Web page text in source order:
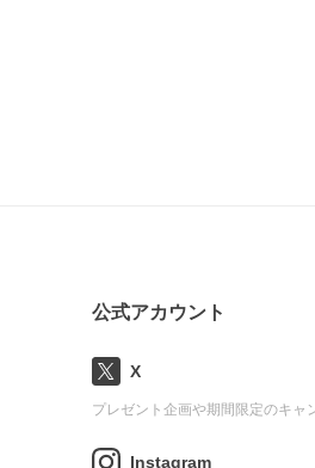
公式アカウント
X
プレゼント企画や期間限定のキャ
Instagram